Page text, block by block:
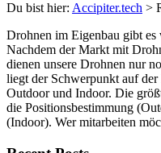
Du bist hier: Accipiter.tech >
Drohnen im Eigenbau gibt es
Nachdem der Markt mit
dienen unsere Drohnen nur
liegt der Schwerpunkt auf
Outdoor und Indoor. Die
die Positionsbestimmung
(Indoor). Wer mitarbeiten